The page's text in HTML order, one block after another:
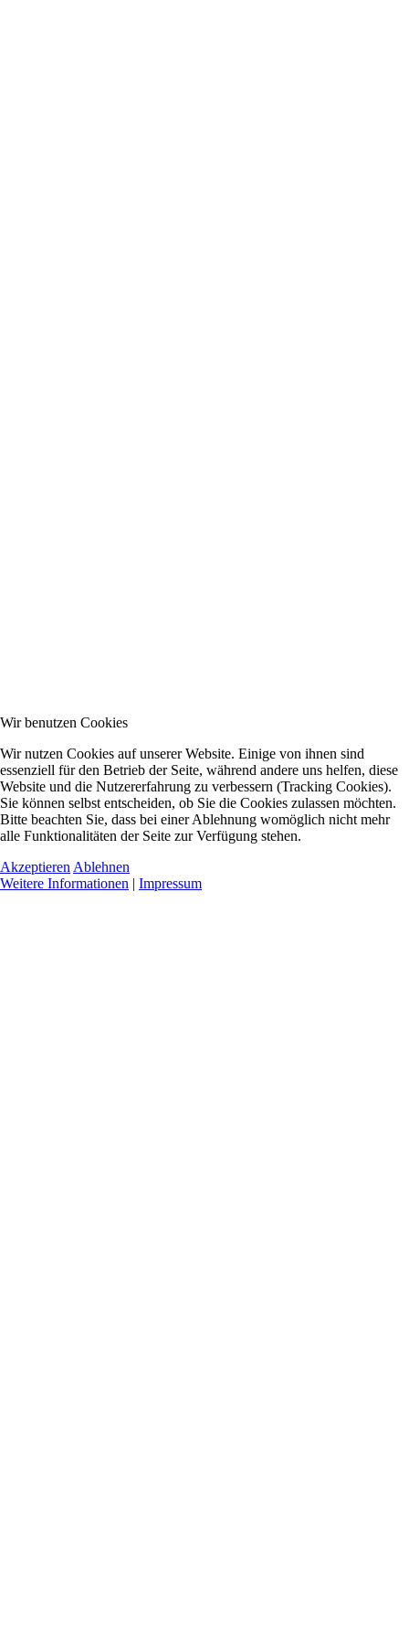
Wir benutzen Cookies
Wir nutzen Cookies auf unserer Website. Einige von ihnen sind
essenziell für den Betrieb der Seite, während andere uns helfen, diese
Website und die Nutzererfahrung zu verbessern (Tracking Cookies).
Sie können selbst entscheiden, ob Sie die Cookies zulassen möchten.
Bitte beachten Sie, dass bei einer Ablehnung womöglich nicht mehr
alle Funktionalitäten der Seite zur Verfügung stehen.
Akzeptieren Ablehnen
Weitere Informationen | Impressum